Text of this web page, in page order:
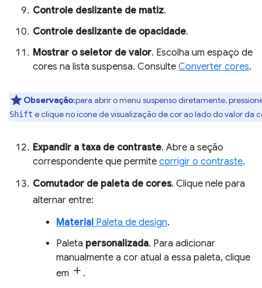
Controle deslizante de matiz.
Controle deslizante de opacidade.
Mostrar o seletor de valor. Escolha um espaço de
cores na lista suspensa. Consulte Converter cores.
Observação:para abrir o menu suspenso diretamente,
Shift e clique no ícone de visualização de cor ao lado do valor da
Expandir a taxa de contraste. Abre a seção
correspondente que permite corrigir o contraste.
Comutador de paleta de cores. Clique nele para
alternar entre:
Material Paleta de design.
Paleta personalizada. Para adicionar
manualmente a cor atual a essa paleta, clique
em
.